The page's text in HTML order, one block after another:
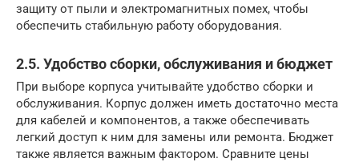
защиту от пыли и электромагнитных помех, чтобы
обеспечить стабильную работу оборудования.
2.5. Удобство сборки, обслуживания и бюджет
При выборе корпуса учитывайте удобство сборки и
обслуживания. Корпус должен иметь достаточно места
для кабелей и компонентов, а также обеспечивать
легкий доступ к ним для замены или ремонта. Бюджет
также является важным фактором. Сравните цены